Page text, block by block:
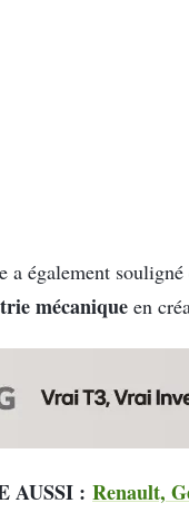
a également souligné
mécanique en
AUSSI : Renault,